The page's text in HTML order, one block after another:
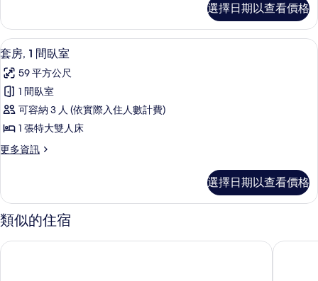
大
雙
人
床
的
所
有
相
客
房,
1
特
大
人
床
詳
選擇日期以查看價格
顯
示
套
房,
1
間
臥
的
所
有
相
套房, 1 間臥室 | 1 間臥室、書桌、遮光
11
套房, 1 間臥室
59 平方公尺
1 間臥室
可容納 3 人 (依實際入住人數計費)
1 張特大雙人床
更多資訊
更
1
間
臥
的
選擇日期以查看價格
類似的住宿
曼谷蘇萬那普機場凱悅酒店 曼谷素